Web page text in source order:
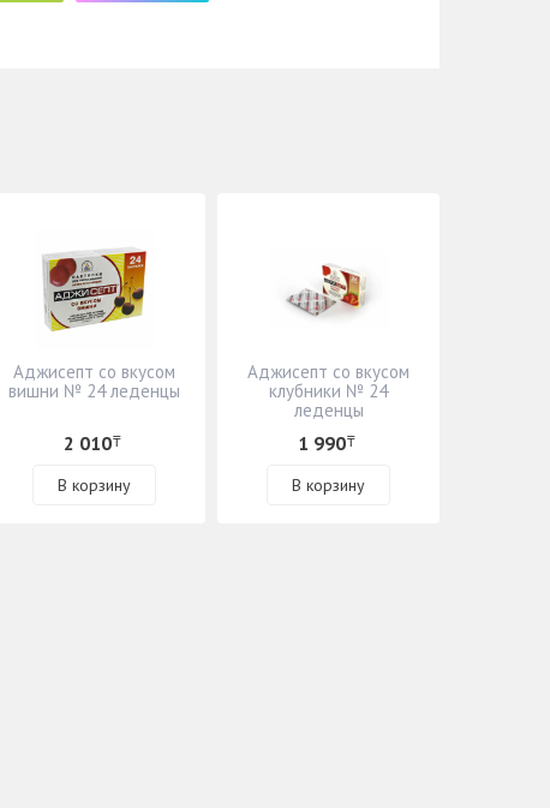
Аджисепт со вкусом
вишни № 24 леденцы
2 010₸
В корзину
Аджисепт со вкусом
клубники № 24
леденцы
1 990₸
В корзину